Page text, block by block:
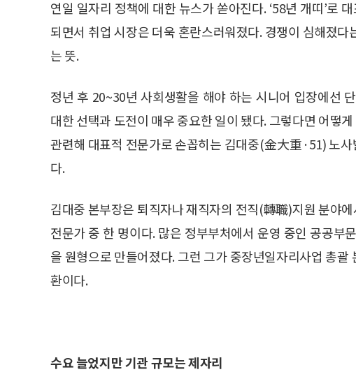
연일 일자리 정책에 대한 뉴스가 쏟아진다. ‘58년 개띠’로
되면서 취업 시장은 더욱 혼란스러워졌다. 경쟁이 심해졌
는 뜻.
정년 후 20~30년 사회생활을 해야 하는 시니어 입장에선
대한 선택과 도전이 매우 중요한 일이 됐다. 그렇다면 어떻
관련해 대표적 전문가로 손꼽히는 김대중(金大重·51) 노
다.
김대중 본부장은 퇴직자나 재직자의 전직(轉職)지원 분야
전문가 중 한 명이다. 많은 정부부처에서 운영 중인 공공부
을 원형으로 만들어졌다. 그런 그가 중장년일자리사업 총
환이다.
수요 늘었지만 기관 규모는 제자리